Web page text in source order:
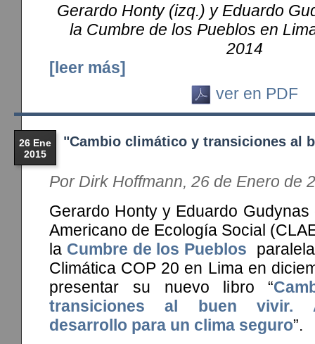
Gerardo Honty (izq.) y Eduardo
la Cumbre de los Pueblos en
2014
[leer más]
ver en PDF
26 Ene
2015
"Cambio climático y transiciones al
Por Dirk Hoffmann, 26 de Enero de
Gerardo Honty y Eduardo
Americano de Ecología Social
la Cumbre de los Pueblos
Climática COP 20 en Lima en
presentar su nuevo libro “
transiciones al buen vivir.
desarrollo para un clima seguro”.